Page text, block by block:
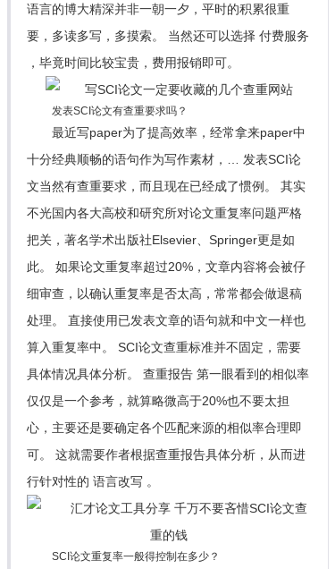
语言的博大精深并非一朝一夕，平时的积累很重
要，多读多写，多摸索。 当然还可以选择 付费服务
，毕竟时间比较宝贵，费用报销即可。
发表SCI论文有查重要求吗？
最近写paper为了提高效率，经常拿来paper中
十分经典顺畅的语句作为写作素材，… 发表SCI论
文当然有查重要求，而且现在已经成了惯例。 其实
不光国内各大高校和研究所对论文重复率问题严格
把关，著名学术出版社Elsevier、Springer更是如
此。 如果论文重复率超过20%，文章内容将会被仔
细审查，以确认重复率是否太高，常常都会做退稿
处理。 直接使用已发表文章的语句就和中文一样也
算入重复率中。 SCI论文查重标准并不固定，需要
具体情况具体分析。 查重报告 第一眼看到的相似率
仅仅是一个参考，就算略微高于20%也不要太担
心，主要还是要确定各个匹配来源的相似率合理即
可。 这就需要作者根据查重报告具体分析，从而进
行针对性的 语言改写 。
SCI论文重复率一般得控制在多少？